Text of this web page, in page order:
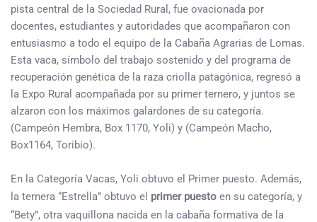
pista central de la Sociedad Rural, fue ovacionada por
docentes, estudiantes y autoridades que acompañaron con
entusiasmo a todo el equipo de la Cabaña Agrarias de Lomas.
Esta vaca, símbolo del trabajo sostenido y del programa de
recuperación genética de la raza criolla patagónica, regresó a
la Expo Rural acompañada por su primer ternero, y juntos se
alzaron con los máximos galardones de su categoría.
(Campeón Hembra, Box 1170, Yoli) y (Campeón Macho,
Box1164, Toribio).
En la Categoría Vacas, Yoli obtuvo el Primer puesto. Además,
la ternera “Estrella” obtuvo el primer puesto en su categoría, y
“Bety”, otra vaquillona nacida en la cabaña formativa de la